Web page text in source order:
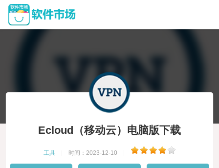
Ecloud（移动云）电脑版下载
工具 时间：2023-12-10